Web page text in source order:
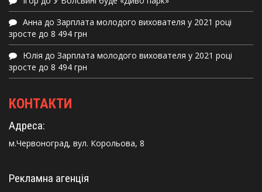
Анна до Зарплата молодого вихователя у 2021 році
зросте до 8 494 грн
Юлія до Зарплата молодого вихователя у 2021 році
зросте до 8 494 грн
КОНТАКТИ
Адреса:
м.Червоноград, вул. Корольова, 8
Рекламна агенція